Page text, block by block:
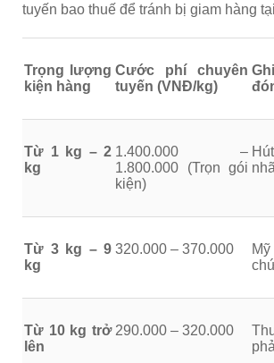
tuyến bao thuế để tránh bị giam hàng
Trọng lượng
kiện hàng
Cước phí chuyên
tuyến (VNĐ/kg)
Từ 1 kg – 2
kg
1.400.000 –
1.800.000 (Trọn gói
kiện)
Từ 3 kg – 9
kg
320.000 – 370.000
Từ 10 kg trở
lên
290.000 – 320.000